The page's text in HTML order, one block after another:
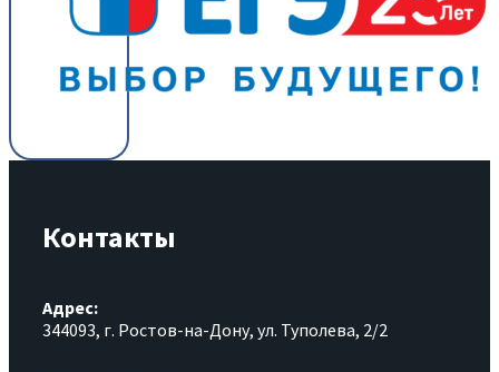
Контакты
Адрес:
344093, г. Ростов-на-Дону, ул. Туполева, 2/2